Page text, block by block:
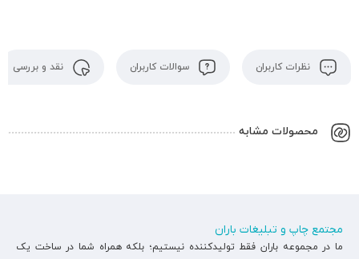
نظرات کاربران سوالات کاربران نقد و بررسی
محصولات مشابه
مجتمع چاپ و تبلیغات باران
ما در مجموعه باران فقط تولیدکننده نیستیم؛ بلکه همراه شما در ساخت یک